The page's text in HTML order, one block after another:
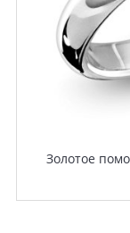
Золотое